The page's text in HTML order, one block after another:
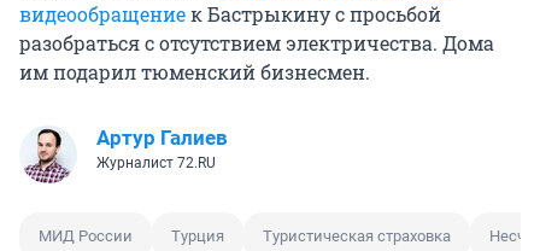
видеообращениек Бастрыкину с просьбой
разобраться с отсутствием электричества. Дома
им подарил тюменский бизнесмен.
Артур Галиев
Журналист 72.RU
МИД России Турция Туристическая страховка